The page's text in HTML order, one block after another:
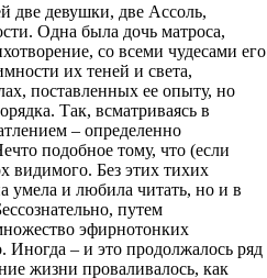
две девушки, две Ассоль,
Одна была дочь матроса,
со всеми чудесами его
их теней и света,
поставленных ее опыту, но
Так, всматриваясь в
– определенно
подобное тому, что (если
видимого. Без этих тихих
умела и любила читать, но и в
путем
эфирнотонких
– и это продолжалось ряд
жизни проваливалось, как